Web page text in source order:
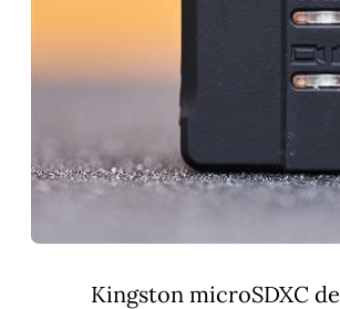
Kingston microSDXC